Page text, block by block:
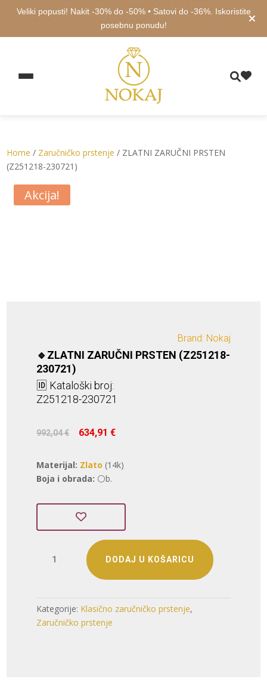
Veliki popusti! Nakit -30% do -50% • Satovi do -36%. Iskoristite
posebnu ponudu!
Home / Zaručničko prstenje / ZLATNI ZARUČNI PRSTEN
(Z251218-230721)
Akcija!
Brand: Nokaj
🔹ZLATNI ZARUČNI PRSTEN (Z251218-
230721)
🆔 Kataloški broj:
Z251218-230721
992,04€ Izvorna
cijena
bila
je:
992,04 €.
634,91€
je:
634,91 €.
Materijal: Zlato (14k)
Boja i obrada: ⚪b.
ZARUČNI
230721)
količina
DODAJ U KOŠARICU
Kategorije: Klasično zaručničko prstenje,
Zaručničko prstenje